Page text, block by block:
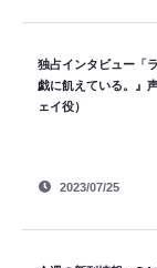
独占インタビュー「
戯に飢えている。』
ェイ役）
2023/07/25